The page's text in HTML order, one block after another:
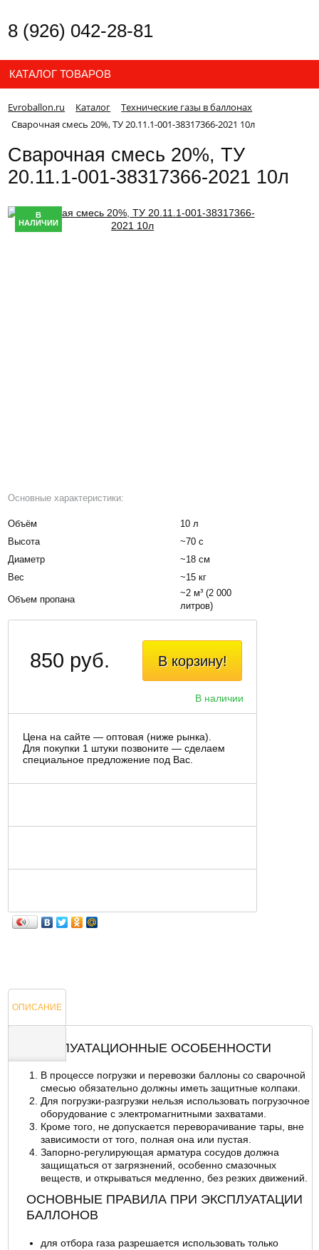
8 (926) 042-28-81
КАТАЛОГ ТОВАРОВ
Evroballon.ru Каталог
Технические газы в баллонах
Сварочная смесь 20%, ТУ 20.11.1-001-38317366-2021 10л
Сварочная смесь 20%, ТУ
20.11.1-001-38317366-2021 10л
В
НАЛИЧИИ
Основные характеристики:
Объём
10 л
Высота
~70 с
Диаметр
~18 см
Вес
~15 кг
Объем пропана
~2 м³ (2 000
литров)
В корзину!
В наличии
850 руб.
Цена на сайте — оптовая (ниже рынка).
Для покупки 1 штуки позвоните — сделаем
специальное предложение под Вас.
ОПИСАНИЕ
ОТЗЫВЫ
ЭКСПЛУАТАЦИОННЫЕ ОСОБЕННОСТИ
В процессе погрузки и перевозки баллоны со сварочной
смесью обязательно должны иметь защитные колпаки.
Для погрузки-разгрузки нельзя использовать погрузочное
оборудование с электромагнитными захватами.
Кроме того, не допускается переворачивание тары, вне
зависимости от того, полная она или пустая.
Запорно-регулирующая арматура сосудов должна
защищаться от загрязнений, особенно смазочных
веществ, и открываться медленно, без резких движений.
ОСНОВНЫЕ ПРАВИЛА ПРИ ЭКСПЛУАТАЦИИ
БАЛЛОНОВ
для отбора газа разрешается использовать только